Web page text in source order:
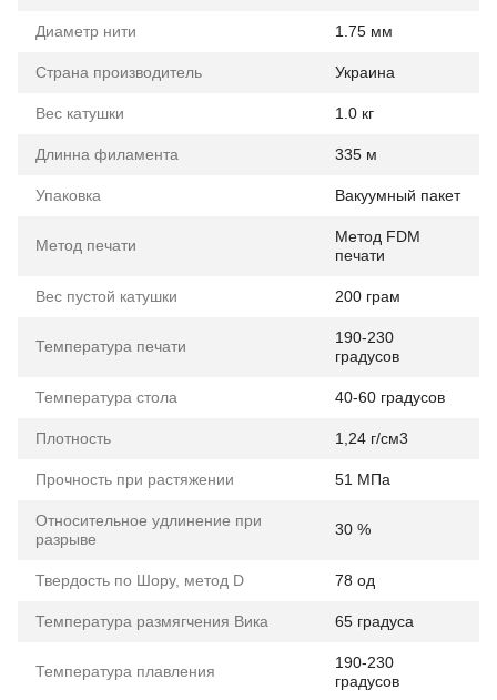
Диаметр нити 1.75 мм
Страна производитель Украина
Вес катушки 1.0 кг
Длинна филамента 335 м
Упаковка Вакуумный пакет
Метод печати
Метод FDM
печати
Вес пустой катушки 200 грам
Температура печати
190-230
градусов
Температура стола 40-60 градусов
Плотность 1,24 г/см3
Прочность при растяжении 51 МПа
Относительное удлинение при
разрыве
30 %
Твердость по Шору, метод D 78 од
Температура размягчения Вика 65 градуса
Температура плавления
190-230
градусов